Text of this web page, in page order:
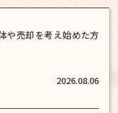
や売却を考え始めた方
2026.08.06